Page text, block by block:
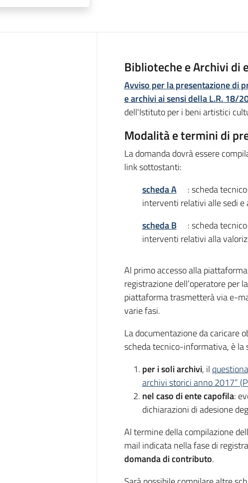
Descrizione
Biblioteche e Archivi di
Avviso per la presentazione di
e archivi ai sensi della L.R. 18/
dell'Istituto per i beni artistici
Modalità e termini di
La domanda dovrà essere
link sottostanti:
scheda A
: scheda
interventi relativi alle sedi
scheda B
: scheda
interventi relativi alla
Al primo accesso alla
registrazione dell’operatore per
piattaforma trasmetterà via e-
varie fasi.
La documentazione da caricare
scheda tecnico-informativa, è la
per i soli archivi, il
archivi storici anno 2017” (
nel caso di ente capofila:
dichiarazioni di adesione
Al termine della compilazione
mail indicata nella fase di
domanda di contributo.